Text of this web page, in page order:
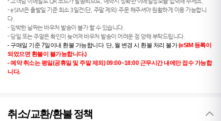
- eSIM은 출발일 기준 최소 3일전(단, 주말 제외) 주문 해주셔야 원활하게 이용 가능합니
다.
- 임박한 날짜는 바우처 발송이 불가 할 수 있습니다.
- 당일 또는 주말은 확인이 늦어져 바우처 발송이 어려운 점 양해 부탁드립니다.
- 구매일 기준 7일이내 환불 가능합니다 단, 월 변경 시 환불 처리 불가(eSIM 등록이
되었으면 환불이 불가능합니다.)
-예약 취소는 평일(공휴일 및 주말 제외) 09:00~18:00 근무시간 내에만 접수 가능합
니다.
취소/교환/환불 정책